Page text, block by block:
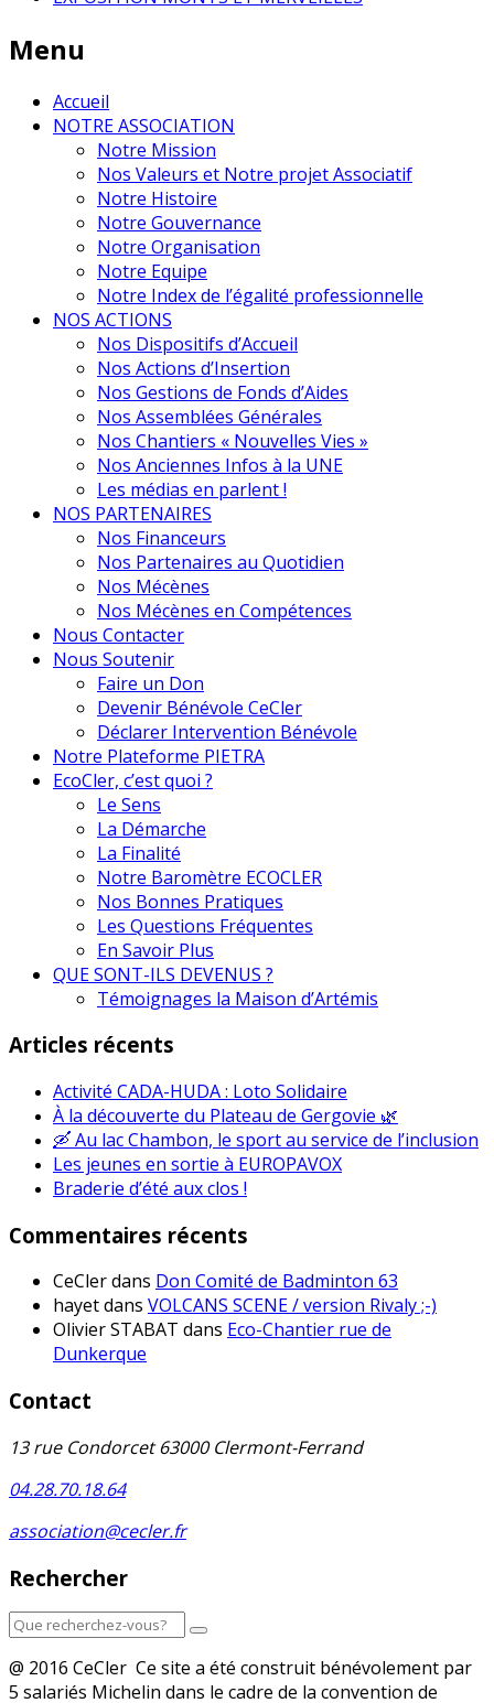
Menu
Accueil
NOTRE ASSOCIATION
Notre Mission
Nos Valeurs et Notre projet Associatif
Notre Histoire
Notre Gouvernance
Notre Organisation
Notre Equipe
Notre Index de l’égalité professionnelle
NOS ACTIONS
Nos Dispositifs d’Accueil
Nos Actions d’Insertion
Nos Gestions de Fonds d’Aides
Nos Assemblées Générales
Nos Chantiers « Nouvelles Vies »
Nos Anciennes Infos à la UNE
Les médias en parlent !
NOS PARTENAIRES
Nos Financeurs
Nos Partenaires au Quotidien
Nos Mécènes
Nos Mécènes en Compétences
Nous Contacter
Nous Soutenir
Faire un Don
Devenir Bénévole CeCler
Déclarer Intervention Bénévole
Notre Plateforme PIETRA
EcoCler, c’est quoi ?
Le Sens
La Démarche
La Finalité
Notre Baromètre ECOCLER
Nos Bonnes Pratiques
Les Questions Fréquentes
En Savoir Plus
QUE SONT-ILS DEVENUS ?
Témoignages la Maison d’Artémis
Articles récents
Activité CADA-HUDA : Loto Solidaire
À la découverte du Plateau de Gergovie 🌿
🛶 Au lac Chambon, le sport au service de l’inclusion
Les jeunes en sortie à EUROPAVOX
Braderie d’été aux clos !
Commentaires récents
CeClerdans Don Comité de Badminton 63
hayetdans VOLCANS SCENE / version Rivaly ;-)
Olivier STABAT dans Eco-Chantier rue de
Dunkerque
Contact
13 rue Condorcet 63000 Clermont-Ferrand
04.28.70.18.64
association@cecler.fr
Rechercher
@ 2016 CeCler Ce site a été construit bénévolement par
5 salariés Michelin dans le cadre de la convention de